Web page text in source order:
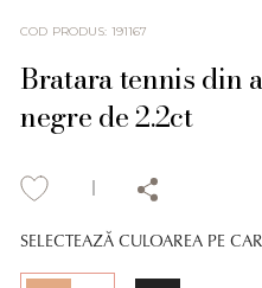
COD PRODUS: 191167
Bratara tennis din
negre de 2.2ct
SELECTEAZĂ CULOAREA PE